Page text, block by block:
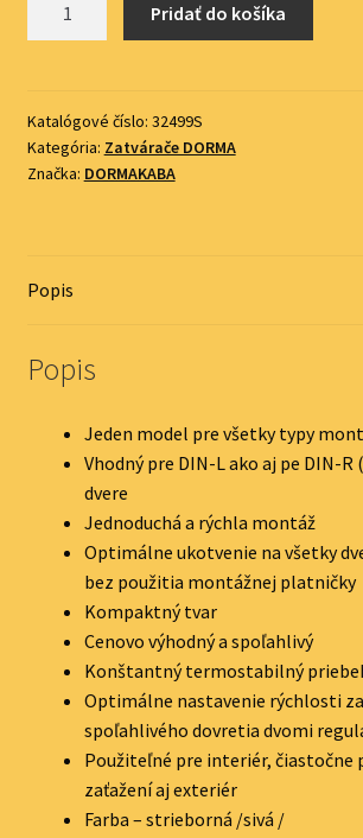
TS
68
s
Pridať do košíka
Katalógové číslo: 32499S
Kategória: Zatvárače DORMA
Značka: DORMAKABA
Popis
Popis
Jeden model pre všetky typy
Vhodný pre DIN-L ako aj pe DIN-R
dvere
Jednoduchá a rýchla montáž
Optimálne ukotvenie na všetky
bez použitia montážnej platničky
Kompaktný tvar
Cenovo výhodný a spoľahlivý
Konštantný termostabilný
Optimálne nastavenie rýchlosti
spoľahlivého dovretia dvomi
Použiteľné pre interiér, čiastočne
zaťažení aj exteriér
Farba – strieborná /sivá /